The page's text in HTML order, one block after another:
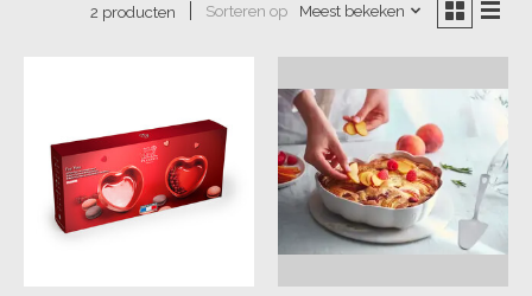
2 producten Sorteren op Meest bekeken